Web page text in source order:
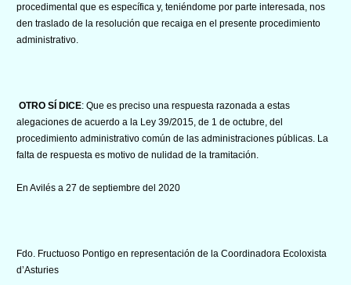
procedimental que es específica y, teniéndome por parte interesada, nos
den traslado de la resolución que recaiga en el presente procedimiento
administrativo.
OTRO SÍ DICE: Que es preciso una respuesta razonada a estas
alegaciones de acuerdo a la Ley 39/2015, de 1 de octubre, del
procedimiento administrativo común de las administraciones públicas. La
falta de respuesta es motivo de nulidad de la tramitación.
En Avilés a 27 de septiembre del 2020
Fdo. Fructuoso Pontigo en representación de la Coordinadora Ecoloxista
d’Asturies